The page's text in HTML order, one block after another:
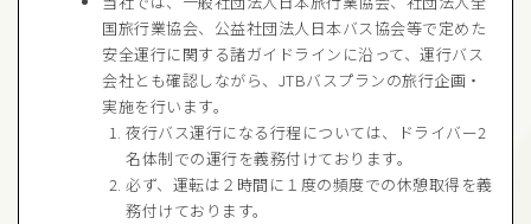
国旅行業協会、公益社団法人日本バス協会等で定めた
安全運行に関する諸ガイドラインに沿って、運行バス
会社とも確認しながら、JTBバスプランの旅行企画・
実施を行います。
夜行バス運行になる行程については、ドライバー2
名体制での運行を義務付けております。
必ず、運転は２時間に１度の頻度での休憩取得を義
務付けております。